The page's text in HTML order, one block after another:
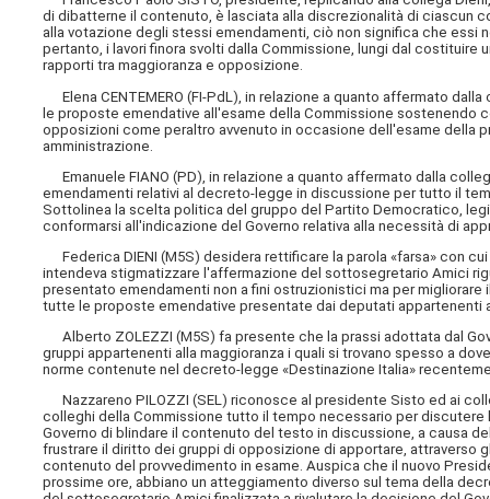
di dibatterne il contenuto, è lasciata alla discrezionalità di ciascun
alla votazione degli stessi emendamenti, ciò non significa che
pertanto, i lavori finora svolti dalla Commissione, lungi dal costituire
rapporti tra maggioranza e opposizione.
Elena CENTEMERO (FI-PdL), in relazione a quanto affermato
le proposte emendative all'esame della Commissione sostenendo
opposizioni come peraltro avvenuto in occasione dell'esame della
amministrazione.
Emanuele FIANO (PD), in relazione a quanto affermato dalla
emendamenti relativi al decreto-legge in discussione per tutto il
Sottolinea la scelta politica del gruppo del Partito Democratico,
conformarsi all'indicazione del Governo relativa alla necessità di
Federica DIENI (M5S) desidera rettificare la parola «farsa» con
intendeva stigmatizzare l'affermazione del sottosegretario Amici
presentato emendamenti non a fini ostruzionistici ma per
tutte le proposte emendative presentate dai deputati appartenenti
Alberto ZOLEZZI (M5S) fa presente che la prassi adottata dal
gruppi appartenenti alla maggioranza i quali si trovano spesso a
norme contenute nel decreto-legge «Destinazione Italia»
Nazzareno PILOZZI (SEL) riconosce al presidente Sisto ed ai
colleghi della Commissione tutto il tempo necessario per
Governo di blindare il contenuto del testo in discussione, a causa
frustrare il diritto dei gruppi di opposizione di apportare, attraverso
contenuto del provvedimento in esame. Auspica che il nuovo
prossime ore, abbiano un atteggiamento diverso sul tema della